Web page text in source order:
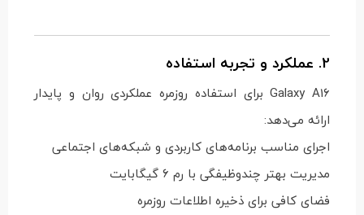
2. عملکرد و تجربه استفاده
Galaxy A16 برای استفاده روزمره عملکردی روان و پایدار
ارائه می‌دهد:
اجرای مناسب برنامه‌های کاربردی و شبکه‌های اجتماعی
مدیریت بهتر چندوظیفگی با رم 6 گیگابایت
فضای کافی برای ذخیره اطلاعات روزمره